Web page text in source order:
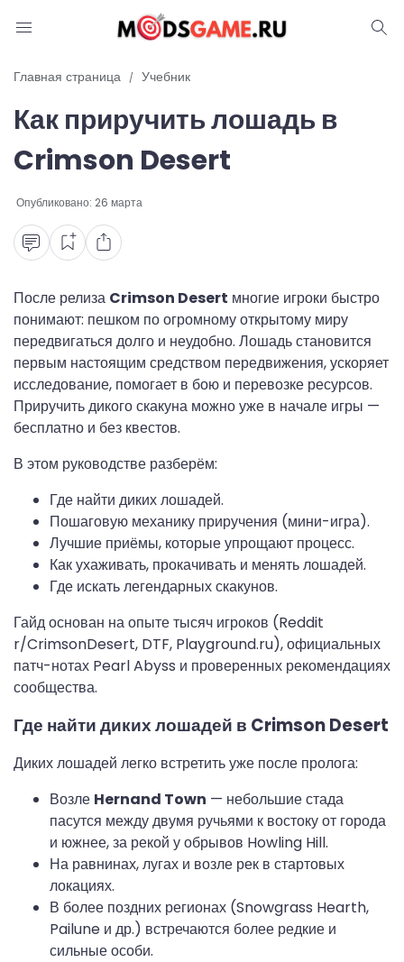
Блог
Читы и коды
Промокоды
Ошибки
Руководства
Roblox
Главная страница Учебник
Как приручить лошадь в
Crimson Desert
Опубликовано: 26 марта
После релиза Crimson Desert многие игроки быстро
понимают: пешком по огромному открытому миру
передвигаться долго и неудобно. Лошадь становится
первым настоящим средством передвижения, ускоряет
исследование, помогает в бою и перевозке ресурсов.
Приручить дикого скакуна можно уже в начале игры —
бесплатно и без квестов.
В этом руководстве разберём:
Где найти диких лошадей.
Пошаговую механику приручения (мини-игра).
Лучшие приёмы, которые упрощают процесс.
Как ухаживать, прокачивать и менять лошадей.
Где искать легендарных скакунов.
Гайд основан на опыте тысяч игроков (Reddit
r/CrimsonDesert, DTF, Playground.ru), официальных
патч-нотах Pearl Abyss и проверенных рекомендациях
сообщества.
Где найти диких лошадей в Crimson Desert
Диких лошадей легко встретить уже после пролога:
Возле Hernand Town — небольшие стада
пасутся между двумя ручьями к востоку от города
и южнее, за рекой у обрывов Howling Hill.
На равнинах, лугах и возле рек в стартовых
локациях.
В более поздних регионах (Snowgrass Hearth,
Pailune и др.) встречаются более редкие и
сильные особи.